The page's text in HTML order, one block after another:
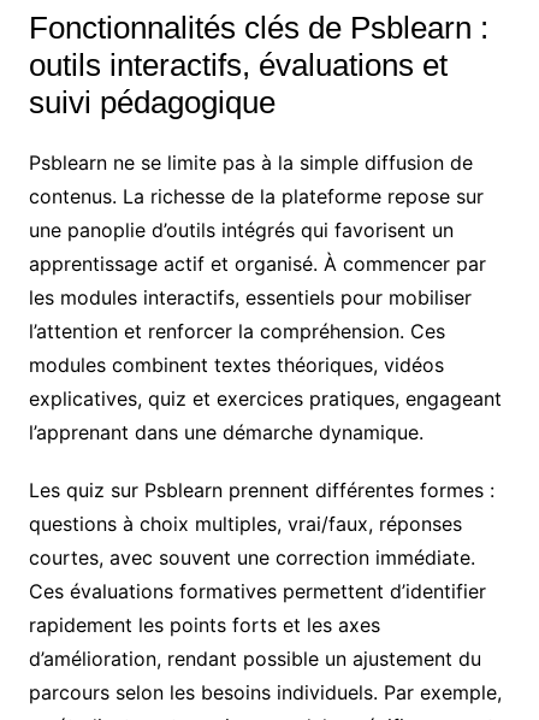
Fonctionnalités clés de Psblearn :
outils interactifs, évaluations et
suivi pédagogique
Psblearn ne se limite pas à la simple diffusion de
contenus. La richesse de la plateforme repose sur
une panoplie d’outils intégrés qui favorisent un
apprentissage actif et organisé. À commencer par
les modules interactifs, essentiels pour mobiliser
l’attention et renforcer la compréhension. Ces
modules combinent textes théoriques, vidéos
explicatives, quiz et exercices pratiques, engageant
l’apprenant dans une démarche dynamique.
Les quiz sur Psblearn prennent différentes formes :
questions à choix multiples, vrai/faux, réponses
courtes, avec souvent une correction immédiate.
Ces évaluations formatives permettent d’identifier
rapidement les points forts et les axes
d’amélioration, rendant possible un ajustement du
parcours selon les besoins individuels. Par exemple,